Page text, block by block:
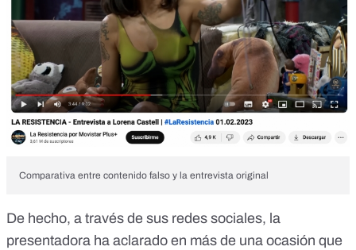
Comparativa entre contenido falso y la entrevista original
De hecho, a través de sus redes sociales, la
presentadora ha aclarado en más de una ocasión que